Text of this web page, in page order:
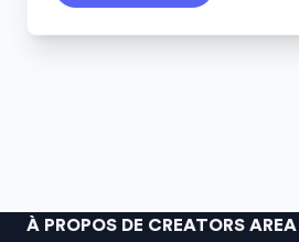
À PROPOS DE CREATORS AREA